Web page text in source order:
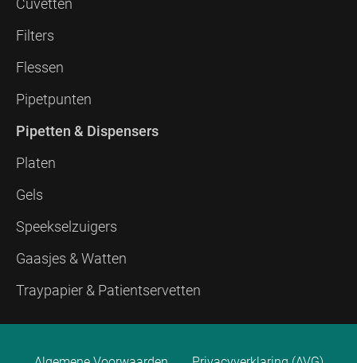
Cuvetten
Filters
Flessen
Pipetpunten
Pipetten & Dispensers
Platen
Gels
Speekselzuigers
Gaasjes & Watten
Traypapier & Patientservetten